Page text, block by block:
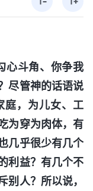
心斗角、你争我
尽管神的话语说
庭，为儿女、工
为穿为肉体，有
几乎很少有几个
利益？有几个不
别人？所以说，